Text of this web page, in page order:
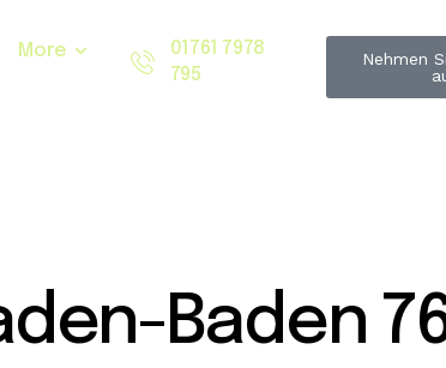
More
01761 7978
795
Nehmen
Baden